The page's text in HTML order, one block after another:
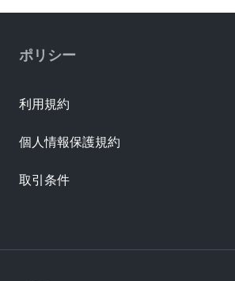
ポリシー
利用規約
個人情報保護規約
取引条件